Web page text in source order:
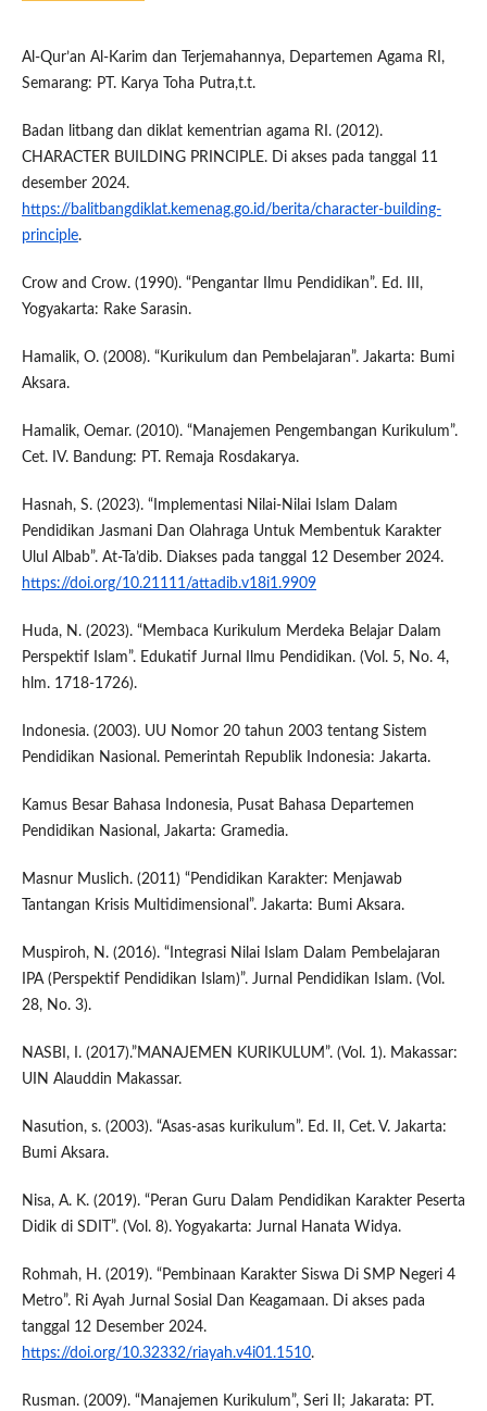
Al-Qur’an Al-Karim dan Terjemahannya, Departemen Agama RI,
Semarang: PT. Karya Toha Putra,t.t.
Badan litbang dan diklat kementrian agama RI. (2012).
CHARACTER BUILDING PRINCIPLE. Di akses pada tanggal 11
desember 2024.
https://balitbangdiklat.kemenag.go.id/berita/character-building-
principle.
Crow and Crow. (1990). “Pengantar Ilmu Pendidikan”. Ed. III,
Yogyakarta: Rake Sarasin.
Hamalik, O. (2008). “Kurikulum dan Pembelajaran”. Jakarta: Bumi
Aksara.
Hamalik, Oemar. (2010). “Manajemen Pengembangan Kurikulum”.
Cet. IV. Bandung: PT. Remaja Rosdakarya.
Hasnah, S. (2023). “Implementasi Nilai-Nilai Islam Dalam
Pendidikan Jasmani Dan Olahraga Untuk Membentuk Karakter
Ulul Albab”. At-Ta’dib. Diakses pada tanggal 12 Desember 2024.
https://doi.org/10.21111/attadib.v18i1.9909
Huda, N. (2023). “Membaca Kurikulum Merdeka Belajar Dalam
Perspektif Islam”. Edukatif Jurnal Ilmu Pendidikan. (Vol. 5, No. 4,
hlm. 1718-1726).
Indonesia. (2003). UU Nomor 20 tahun 2003 tentang Sistem
Pendidikan Nasional. Pemerintah Republik Indonesia: Jakarta.
Kamus Besar Bahasa Indonesia, Pusat Bahasa Departemen
Pendidikan Nasional, Jakarta: Gramedia.
Masnur Muslich. (2011) “Pendidikan Karakter: Menjawab
Tantangan Krisis Multidimensional”. Jakarta: Bumi Aksara.
Muspiroh, N. (2016). “Integrasi Nilai Islam Dalam Pembelajaran
IPA (Perspektif Pendidikan Islam)”. Jurnal Pendidikan Islam. (Vol.
28, No. 3).
NASBI, I. (2017).”MANAJEMEN KURIKULUM”. (Vol. 1). Makassar:
UIN Alauddin Makassar.
Nasution, s. (2003). “Asas-asas kurikulum”. Ed. II, Cet. V. Jakarta:
Bumi Aksara.
Nisa, A. K. (2019). “Peran Guru Dalam Pendidikan Karakter Peserta
Didik di SDIT”. (Vol. 8). Yogyakarta: Jurnal Hanata Widya.
Rohmah, H. (2019). “Pembinaan Karakter Siswa Di SMP Negeri 4
Metro”. Ri Ayah Jurnal Sosial Dan Keagamaan. Di akses pada
tanggal 12 Desember 2024.
https://doi.org/10.32332/riayah.v4i01.1510.
Rusman. (2009). “Manajemen Kurikulum”, Seri II; Jakarata: PT.